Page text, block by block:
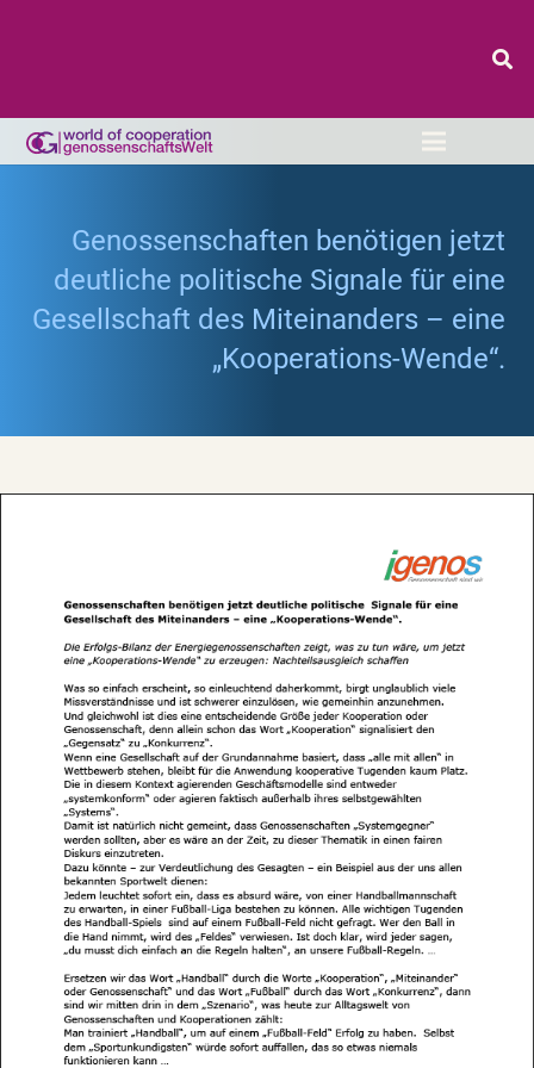
Genossenschaften benötigen jetzt
deutliche politische Signale für eine
Gesellschaft des Miteinanders – eine
„Kooperations-Wende“.